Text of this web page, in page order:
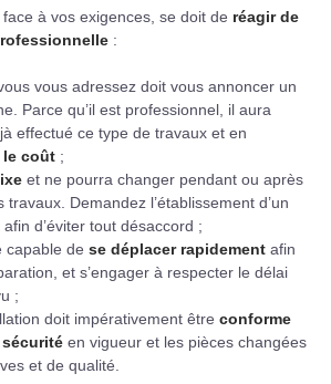
à vos exigences, se doit de réagir de
:
vous adressez doit vous annoncer un
Parce qu’il est professionnel, il aura
effectué ce type de travaux et en
le coût ;
et ne pourra changer pendant ou après
travaux. Demandez l’établissement d’un
afin d’éviter tout désaccord ;
capable de se déplacer rapidement afin
et s’engager à respecter le délai
;
doit impérativement être conforme
en vigueur et les pièces changées
et de qualité.